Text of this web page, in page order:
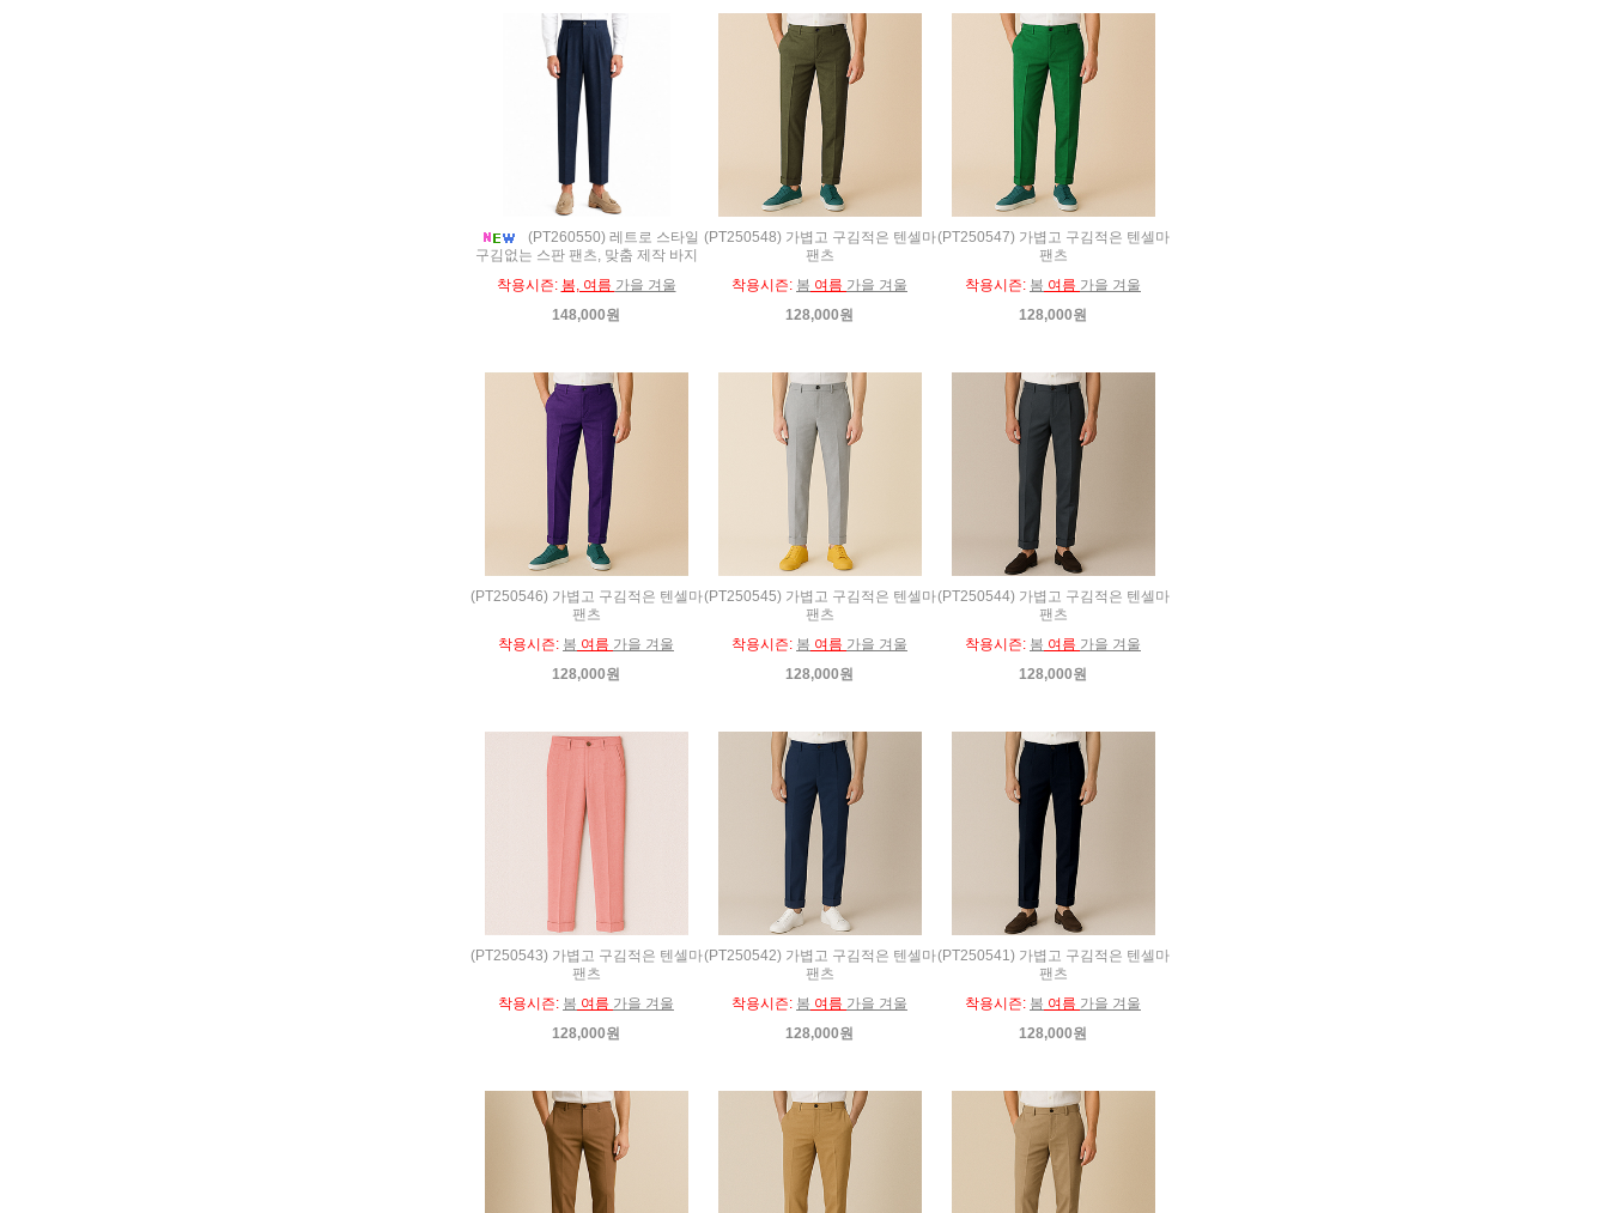
(PT260550) 레트로 스타일
구김없는 스판 팬츠, 맞춤 제작 바지
착용시즌: 봄, 여름 가을 겨울
148,000원
(PT250548) 가볍고 구김적은 텐셀마
팬츠
착용시즌: 봄 여름 가을 겨울
128,000원
(PT250547) 가볍고 구김적은 텐셀마
팬츠
착용시즌: 봄 여름 가을 겨울
128,000원
(PT250546) 가볍고 구김적은 텐셀마
팬츠
착용시즌: 봄 여름 가을 겨울
128,000원
(PT250545) 가볍고 구김적은 텐셀마
팬츠
착용시즌: 봄 여름 가을 겨울
128,000원
(PT250544) 가볍고 구김적은 텐셀마
팬츠
착용시즌: 봄 여름 가을 겨울
128,000원
(PT250543) 가볍고 구김적은 텐셀마
팬츠
착용시즌: 봄 여름 가을 겨울
128,000원
(PT250542) 가볍고 구김적은 텐셀마
팬츠
착용시즌: 봄 여름 가을 겨울
128,000원
(PT250541) 가볍고 구김적은 텐셀마
팬츠
착용시즌: 봄 여름 가을 겨울
128,000원